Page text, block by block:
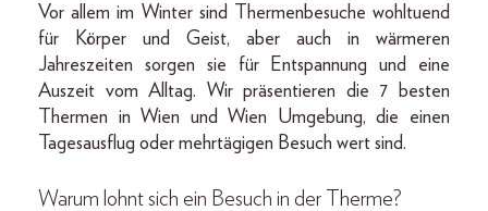
Vor allem im Winter sind Thermenbesuche wohltuend
für Körper und Geist, aber auch in wärmeren
Jahreszeiten sorgen sie für Entspannung und eine
Auszeit vom Alltag. Wir präsentieren die 7 besten
Thermen in Wien und Wien Umgebung, die einen
Tagesausflug oder mehrtägigen Besuch wert sind.
Warum lohnt sich ein Besuch in der Therme?